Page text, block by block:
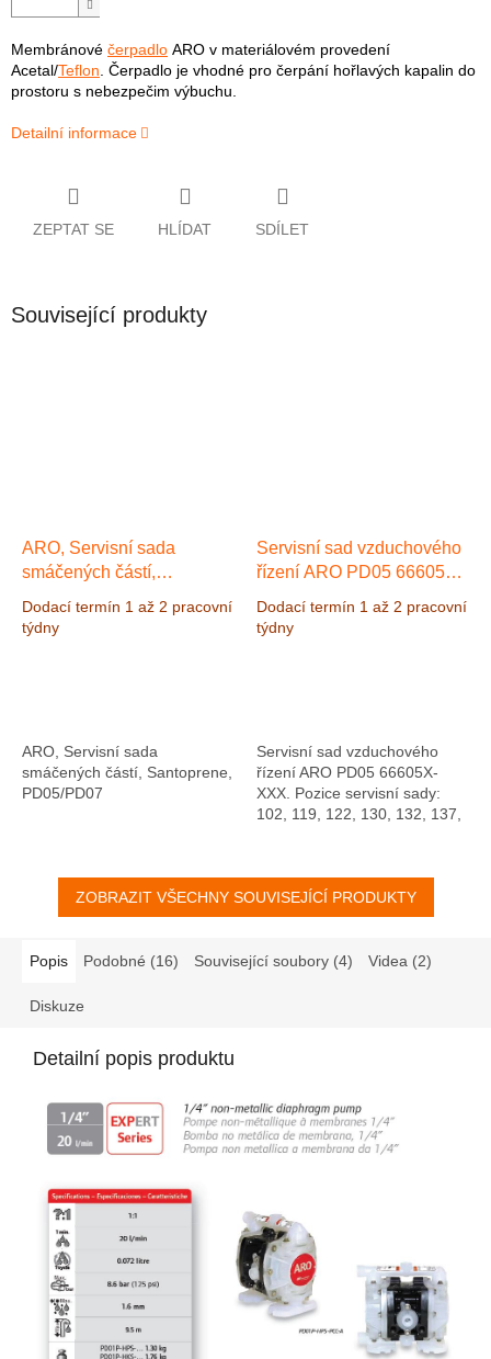
Membránové čerpadlo ARO v materiálovém provedení
Acetal/Teflon. Čerpadlo je vhodné pro čerpání hořlavých kapalin do
prostoru s nebezpečim výbuchu.
Detailní informace
ZEPTAT SE HLÍDAT SDÍLET
Související produkty
ARO, Servisní sada
smáčených částí,
Santoprene, PD05/PD07
Dodací termín 1 až 2 pracovní
týdny
ARO, Servisní sada
smáčených částí, Santoprene,
PD05/PD07
Servisní sad vzduchového
řízení ARO PD05 66605X-
XXX
Dodací termín 1 až 2 pracovní
týdny
Servisní sad vzduchového
řízení ARO PD05 66605X-
XXX. Pozice servisní sady:
102, 119, 122, 130, 132, 137,
ZOBRAZIT VŠECHNY SOUVISEJÍCÍ PRODUKTY
Popis Podobné (16) Související soubory (4) Videa (2)
Diskuze
Detailní popis produktu